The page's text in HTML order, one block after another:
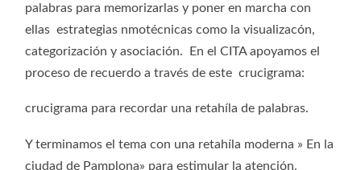
palabras para memorizarlas y poner en marcha con
ellas estrategias nmotécnicas como la visualizacón,
categorización y asociación. En el CITA apoyamos el
proceso de recuerdo a través de este crucigrama:
crucigrama para recordar una retahíla de palabras.
Y terminamos el tema con una retahíla moderna » En la
ciudad de Pamplona» para estimular la atención,